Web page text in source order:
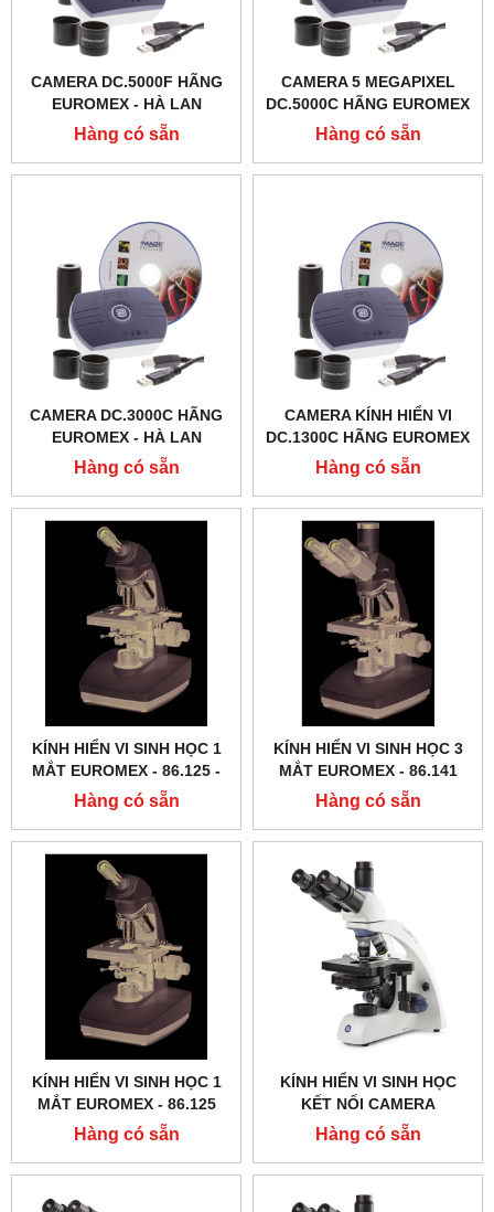
CAMERA DC.5000F HÃNG
EUROMEX - HÀ LAN
Hàng có sẵn
CAMERA 5 MEGAPIXEL
DC.5000C HÃNG EUROMEX
- HÀ LAN
Hàng có sẵn
CAMERA DC.3000C HÃNG
EUROMEX - HÀ LAN
Hàng có sẵn
CAMERA KÍNH HIỂN VI
DC.1300C HÃNG EUROMEX
- HÀ LAN
Hàng có sẵn
KÍNH HIỂN VI SINH HỌC 1
MẮT EUROMEX - 86.125 ‑
LED
Hàng có sẵn
KÍNH HIỂN VI SINH HỌC 3
MẮT EUROMEX - 86.141
Hàng có sẵn
KÍNH HIỂN VI SINH HỌC 1
MẮT EUROMEX - 86.125
Hàng có sẵn
KÍNH HIỂN VI SINH HỌC
KẾT NỐI CAMERA
EUROMEX - BB.1153 ‑
PLPHI
Hàng có sẵn